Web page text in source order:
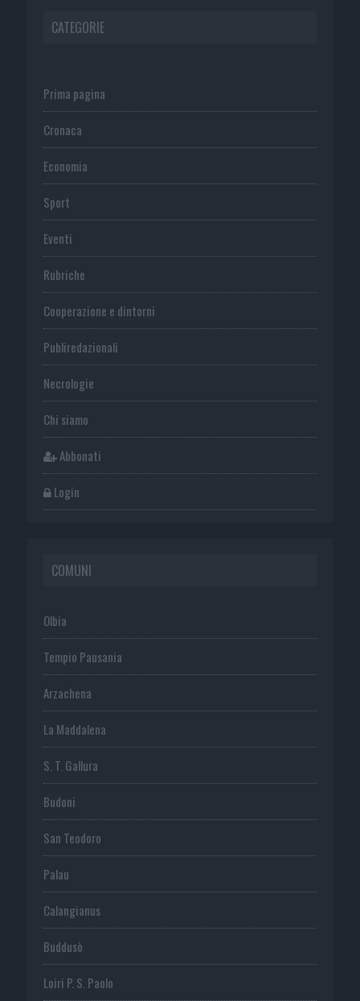
CATEGORIE
Prima pagina
Cronaca
Economia
Sport
Eventi
Rubriche
Cooperazione e dintorni
Publiredazionali
Necrologie
Chi siamo
Abbonati
Login
COMUNI
Olbia
Tempio Pausania
Arzachena
La Maddalena
S. T. Gallura
Budoni
San Teodoro
Palau
Calangianus
Buddusò
Loiri P. S. Paolo